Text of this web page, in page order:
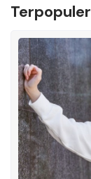
Terpopuler